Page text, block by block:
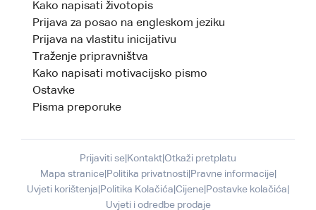
Kako napisati životopis
Prijava za posao na engleskom jeziku
Prijava na vlastitu inicijativu
Traženje pripravništva
Kako napisati motivacijsko pismo
Ostavke
Pisma preporuke
Prijaviti se Kontakt Otkaži pretplatu
Mapa stranice| Politika privatnosti| Pravne informacije|
Uvjeti korištenja Politika Kolačića Cijene Postavke kolačića
Uvjeti i odredbe prodaje